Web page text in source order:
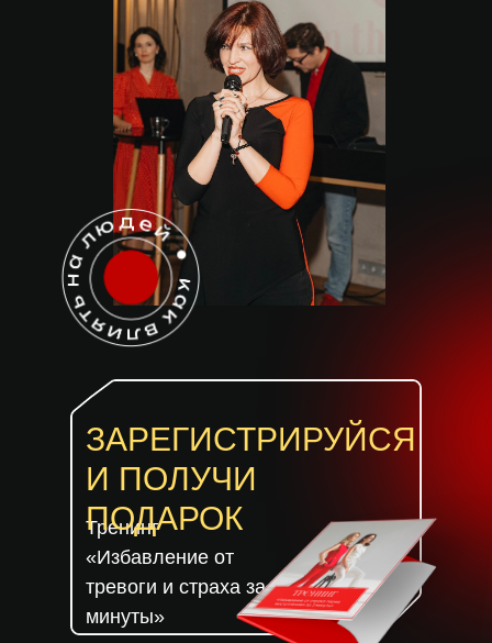
Тренинг
«Избавление от
тревоги и страха за 3
минуты»
ЗАРЕГИСТРИРУЙСЯ
И ПОЛУЧИ
ПОДАРОК